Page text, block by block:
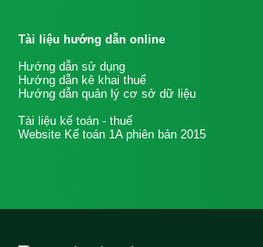
Tài liệu hướng dẫn online
Hướng dẫn sử dụng
Hướng dẫn kê khai thuế
Hướng dẫn quản lý cơ sở dữ liệu
Tài liệu kế toán - thuế
Website Kế toán 1A phiên bản 2015